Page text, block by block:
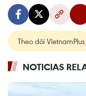
Theo dõi VietnamPlus
NOTICIAS